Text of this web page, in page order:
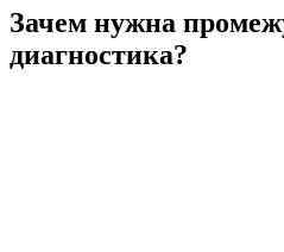
Зачем нужна
диагностика?